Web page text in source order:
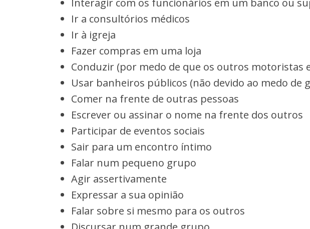
Interagir com os funcionários em um banco ou
Ir a consultórios médicos
Ir à igreja
Fazer compras em uma loja
Conduzir (por medo de que os outros motoristas
Usar banheiros públicos (não devido ao medo de
Comer na frente de outras pessoas
Escrever ou assinar o nome na frente dos outros
Participar de eventos sociais
Sair para um encontro íntimo
Falar num pequeno grupo
Agir assertivamente
Expressar a sua opinião
Falar sobre si mesmo para os outros